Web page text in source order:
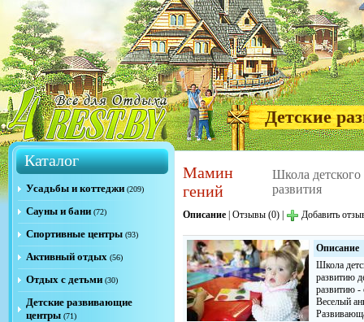
Детские
Каталог
Усадьбы и коттеджи (209)
Сауны и бани (72)
Спортивные центры (93)
Активный отдых (56)
Отдых с детьми (30)
Детские развивающие
центры (71)
Мамин
гений
Школа детского
развития
Описание Отзывы (0) Добавить
Описание
Школа
развитию
развитию -
Веселый